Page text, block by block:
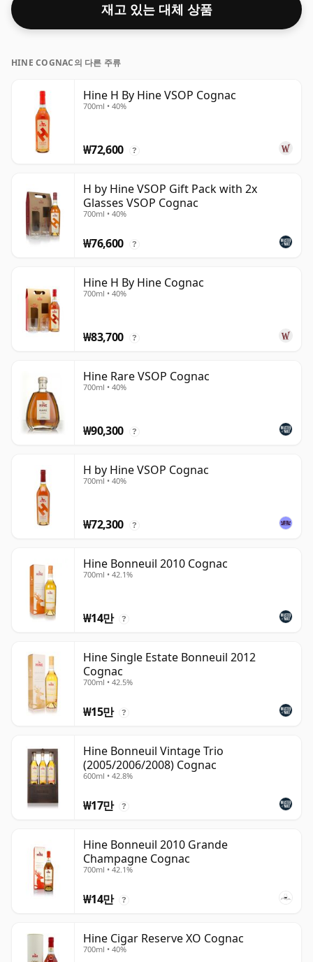
재고 있는 대체 상품
HINE COGNAC의 다른 주류
Hine H By Hine VSOP Cognac
700ml • 40%
₩72,600 ?
H by Hine VSOP Gift Pack with 2x
Glasses VSOP Cognac
700ml • 40%
₩76,600 ?
Hine H By Hine Cognac
700ml • 40%
₩83,700 ?
Hine Rare VSOP Cognac
700ml • 40%
₩90,300 ?
H by Hine VSOP Cognac
700ml • 40%
₩72,300 ?
Hine Bonneuil 2010 Cognac
700ml • 42.1%
₩14만 ?
Hine Single Estate Bonneuil 2012
Cognac
700ml • 42.5%
₩15만 ?
Hine Bonneuil Vintage Trio
(2005/2006/2008) Cognac
600ml • 42.8%
₩17만 ?
Hine Bonneuil 2010 Grande
Champagne Cognac
700ml • 42.1%
₩14만 ?
Hine Cigar Reserve XO Cognac
700ml • 40%